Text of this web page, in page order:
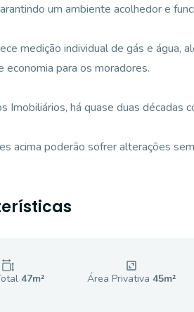
um ambiente acolhedor e
medição individual de gás e água,
economia para os moradores.
Imobiliários, há quase duas décadas
acima poderão sofrer alterações
47m² Área Privativa 45m²